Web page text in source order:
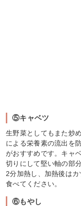
⑤キャベツ
生野菜としてもまた炒
による栄養素の流出を
がおすすめです。キャ
切りにして堅い軸の部
2分加熱し、加熱後は
食べてください。
⑥もやし